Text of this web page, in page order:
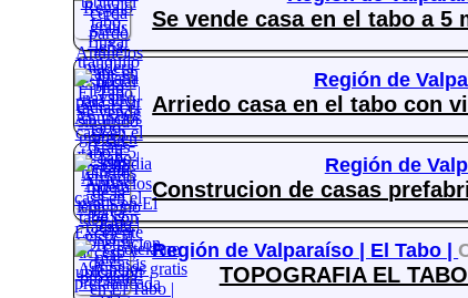
Se vende casa en el tabo a 5
Región de
Arriedo casa en el tabo con
Región de
Construcion de casas
Región de Valparaíso | El Tabo |
TOPOGRAFIA EL